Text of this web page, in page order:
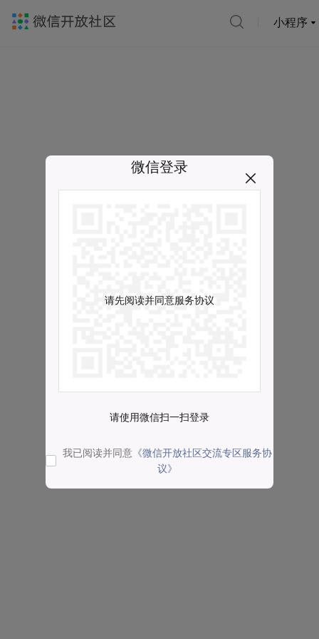
小程序
微信登录
请先阅读并同意服务协议
请使用微信扫一扫登录
我已阅读并同意 《微信开放社区交流专区服务协
议》